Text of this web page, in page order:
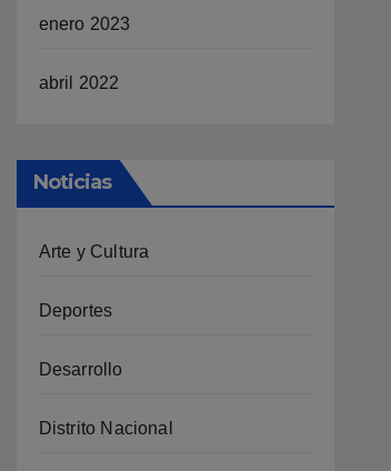
enero 2023
abril 2022
Noticias
Arte y Cultura
Deportes
Desarrollo
Distrito Nacional